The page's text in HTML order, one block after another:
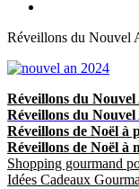
Réveillons du Nouvel
Réveillons du Nouvel
Réveillons du Nouvel
Réveillons de Noël à
Réveillons de Noël à
Shopping gourmand
Idées Cadeaux